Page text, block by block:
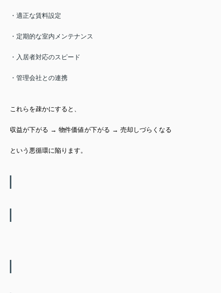
・適正な賃料設定
・定期的な室内メンテナンス
・入居者対応のスピード
・管理会社との連携
これらを疎かにすると、
収益が下がる → 物件価値が下がる → 売却しづらくなる
という悪循環に陥ります。